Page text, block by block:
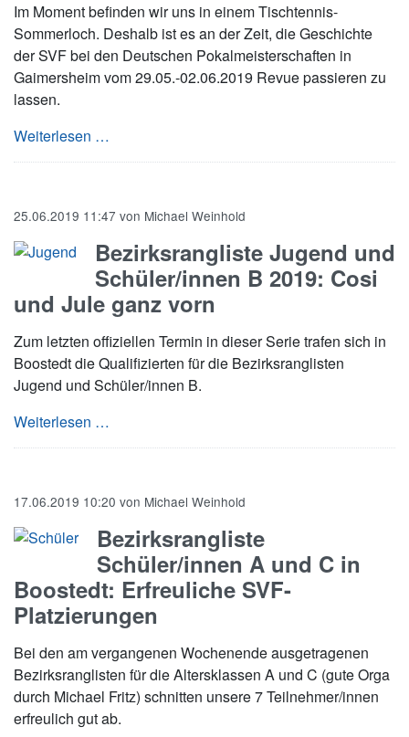
Im Moment befinden wir uns in einem Tischtennis-
Sommerloch. Deshalb ist es an der Zeit, die Geschichte
der SVF bei den Deutschen Pokalmeisterschaften in
Gaimersheim vom 29.05.-02.06.2019 Revue passieren zu
lassen.
Weiterlesen …
25.06.2019 11:47 von Michael Weinhold
Bezirksrangliste Jugend und
Schüler/innen B 2019: Cosi
und Jule ganz vorn
Zum letzten offiziellen Termin in dieser Serie trafen sich in
Boostedt die Qualifizierten für die Bezirksranglisten
Jugend und Schüler/innen B.
Weiterlesen …
17.06.2019 10:20 von Michael Weinhold
Bezirksrangliste
Schüler/innen A und C in
Boostedt: Erfreuliche SVF-
Platzierungen
Bei den am vergangenen Wochenende ausgetragenen
Bezirksranglisten für die Altersklassen A und C (gute Orga
durch Michael Fritz) schnitten unsere 7 Teilnehmer/innen
erfreulich gut ab.